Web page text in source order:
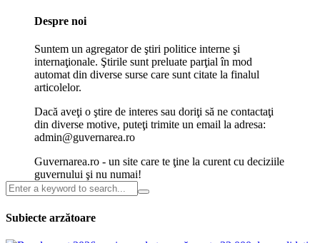
Despre noi
Suntem un agregator de ştiri politice interne şi
internaţionale. Ştirile sunt preluate parţial în mod
automat din diverse surse care sunt citate la finalul
articolelor.
Dacă aveţi o ştire de interes sau doriţi să ne contactaţi
din diverse motive, puteţi trimite un email la adresa:
admin@guvernarea.ro
Guvernarea.ro - un site care te ţine la curent cu deciziile
guvernului şi nu numai!
Subiecte arzătoare